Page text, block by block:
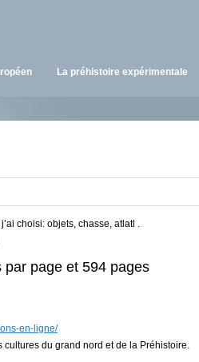
La préhistoire expérimentale
choisi: objets, chasse, atlatl .
page et 594 pages
en-ligne/
cultures du grand nord et de la Préhistoire.